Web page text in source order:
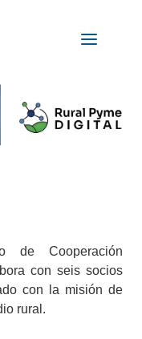
de Cooperación
con seis socios
con la misión de
rural.